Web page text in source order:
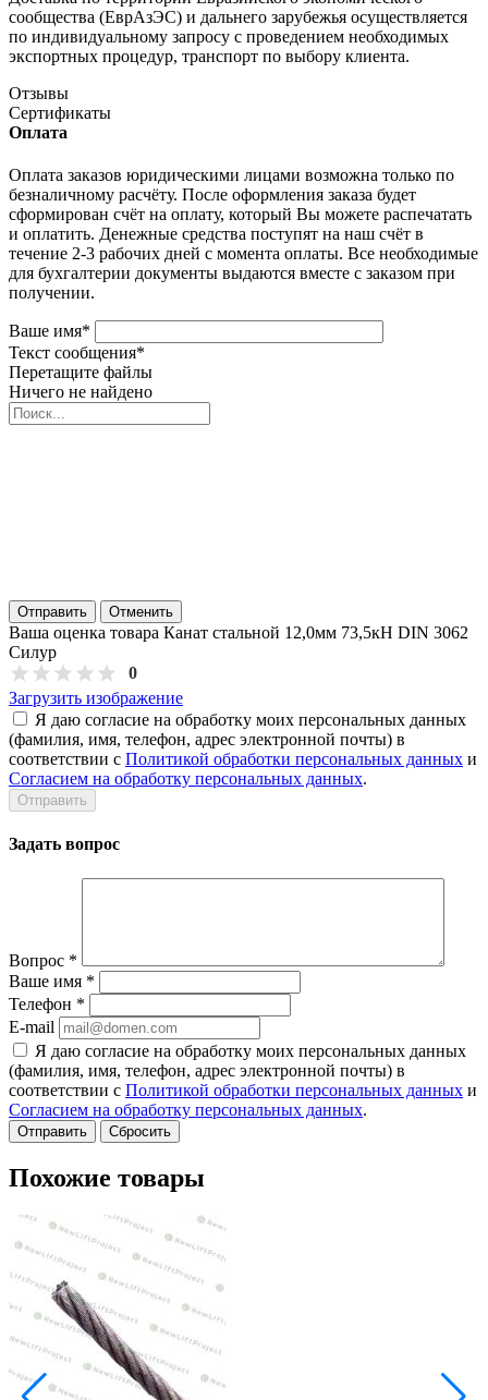
сообщества (ЕврАзЭС) и дальнего зарубежья осуществляется
по индивидуальному запросу с проведением необходимых
экспортных процедур, транспорт по выбору клиента.
Отзывы
Сертификаты
Оплата
Оплата заказов юридическими лицами возможна только по
безналичному расчёту. После оформления заказа будет
сформирован счёт на оплату, который Вы можете распечатать
и оплатить. Денежные средства поступят на наш счёт в
течение 2-3 рабочих дней с момента оплаты. Все необходимые
для бухгалтерии документы выдаются вместе с заказом при
получении.
Ваше имя*
Текст сообщения*
Перетащите файлы
Ничего не найдено
Отправить Отменить
Ваша оценка товара Канат стальной 12,0мм 73,5кН DIN 3062
Силур
0
Загрузить изображение
Я даю согласие на обработку моих персональных данных
(фамилия, имя, телефон, адрес электронной почты) в
соответствии с Политикой обработки персональных данных и
Согласием на обработку персональных данных.
Задать вопрос
Вопрос *
Ваше имя *
Телефон *
E-mail
Я даю согласие на обработку моих персональных данных
(фамилия, имя, телефон, адрес электронной почты) в
соответствии с Политикой обработки персональных данных и
Согласием на обработку персональных данных.
Сбросить
Похожие товары